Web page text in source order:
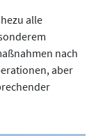
alle
nach
aber